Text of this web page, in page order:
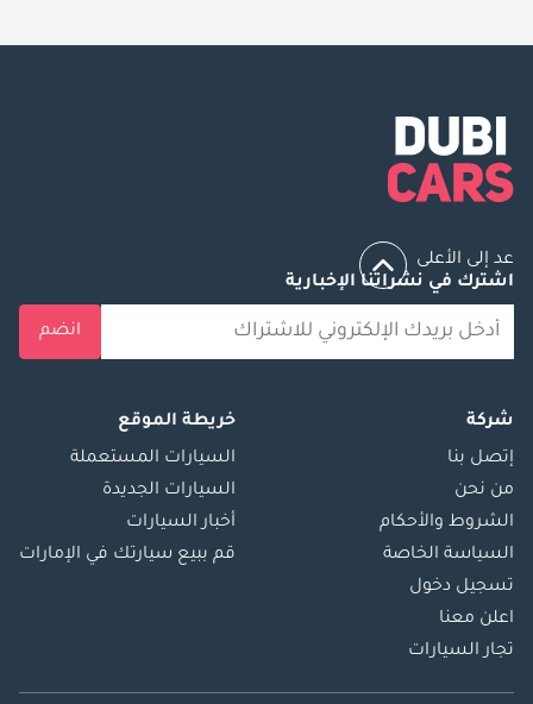
عد إلى الأعلى
اشترك في نشراتنا الإخبارية
انضم
شركة
إتصل بنا
من نحن
الشروط والأحكام
السياسة الخاصة
تسجيل دخول
اعلن معنا
تجار السيارات
خريطة الموقع
السيارات المستعملة
السيارات الجديدة
أخبار السيارات
قم ببيع سيارتك في الإمارات